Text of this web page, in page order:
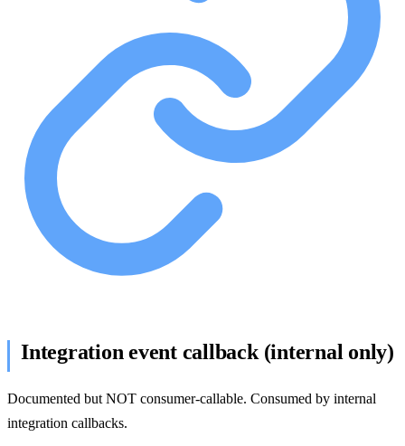
Integration event callback (internal only)
Documented but NOT consumer-callable. Consumed by internal
integration callbacks.